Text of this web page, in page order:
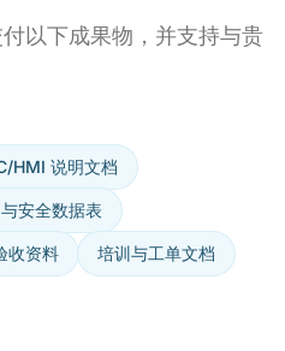
以下成果物，并支持与贵
HMI 说明文档
安全数据表
收资料 培训与工单文档